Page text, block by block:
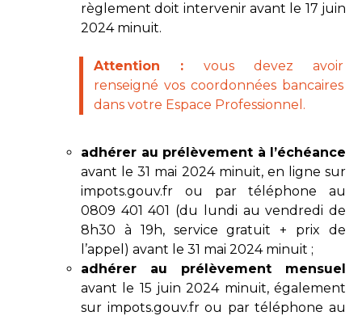
règlement doit intervenir avant le 17 juin
2024 minuit.
Attention : vous devez avoir
renseigné vos coordonnées bancaires
dans votre Espace Professionnel.
adhérer au prélèvement à l’échéance
avant le 31 mai 2024 minuit, en ligne sur
impots.gouv.fr ou par téléphone au
0809 401 401 (du lundi au vendredi de
8h30 à 19h, service gratuit + prix de
l’appel) avant le 31 mai 2024 minuit ;
adhérer au prélèvement mensuel
avant le 15 juin 2024 minuit, également
sur impots.gouv.fr ou par téléphone au